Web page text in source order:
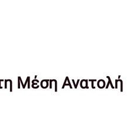
Μέση Ανατολή